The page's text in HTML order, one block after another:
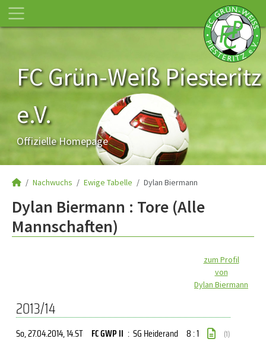
FC Grün-Weiß Piesteritz
e.V.
Offizielle Homepage
Nachwuchs Ewige Tabelle Dylan Biermann
Dylan Biermann : Tore (Alle
Mannschaften)
zum Profil
von
Dylan Biermann
2013/14
So, 27.04.2014, 14.ST FC GWP II : SG Heiderand 8 : 1 (1)